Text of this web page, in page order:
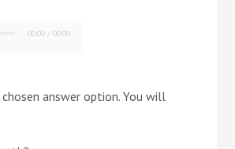
00:00 /00:00
answer option. You will